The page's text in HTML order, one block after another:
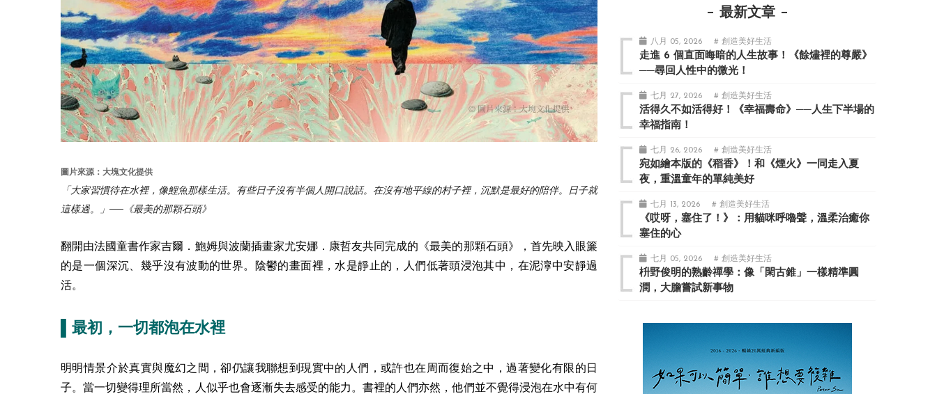
圖片來源：大塊文化提供
「大家習慣待在水裡，像鯉魚那樣生活。有些日子沒有半個人開口說話。在沒有地平線的村子裡，沉默是最好的陪伴。日子就
這樣過。」──《最美的那顆石頭》
翻開由法國童書作家吉爾．鮑姆與波蘭插畫家尤安娜．康哲友共同完成的《最美的那顆石頭》，首先映入眼簾
的是一個深沉、幾乎沒有波動的世界。陰鬱的畫面裡，水是靜止的，人們低著頭浸泡其中，在泥濘中安靜過
活。
▌最初，一切都泡在水裡
明明情景介於真實與魔幻之間，卻仍讓我聯想到現實中的人們，或許也在周而復始之中，過著變化有限的日
子。當一切變得理所當然，人似乎也會逐漸失去感受的能力。書裡的人們亦然，他們並不覺得浸泡在水中有何
最新文章
八月 05, 2026 # 創造美好生活
走進 6 個直面晦暗的人生故事！《餘燼裡的尊嚴》
──尋回人性中的微光！
七月 27, 2026 # 創造美好生活
活得久不如活得好！《幸福壽命》──人生下半場的
幸福指南！
七月 26, 2026 # 創造美好生活
宛如繪本版的《稻香》！和《煙火》一同走入夏
夜，重溫童年的單純美好
七月 13, 2026 # 創造美好生活
《哎呀，塞住了！》：用貓咪呼嚕聲，溫柔治癒你
塞住的心
七月 05, 2026 # 創造美好生活
枡野俊明的熟齡禪學：像「閑古錐」一樣精準圓
潤，大膽嘗試新事物